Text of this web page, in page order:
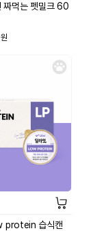
짜먹는 펫밀크 60
원
protein 습식캔